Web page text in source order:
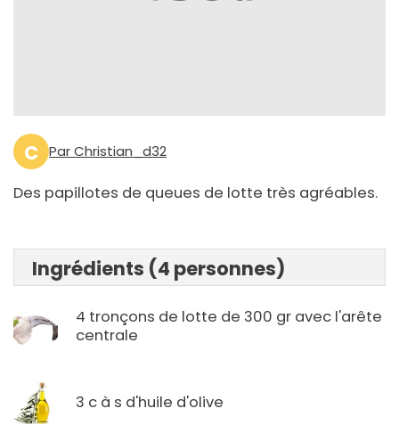
C Par Christian_d32
Des papillotes de queues de lotte très agréables.
Ingrédients (4 personnes)
4 tronçons de lotte de 300 gr avec l'arête
centrale
3 c à s d'huile d'olive